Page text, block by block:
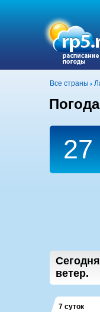
Все страны
27
ветер.
7 суток